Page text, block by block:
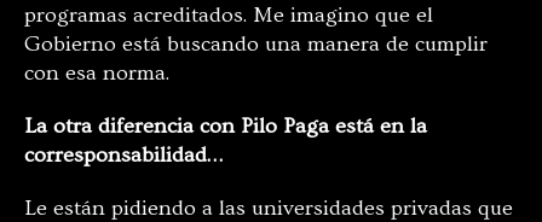
programas acreditados. Me imagino que el
Gobierno está buscando una manera de cumplir
con esa norma.
La otra diferencia con Pilo Paga está en la
corresponsabilidad…
Le están pidiendo a las universidades privadas que